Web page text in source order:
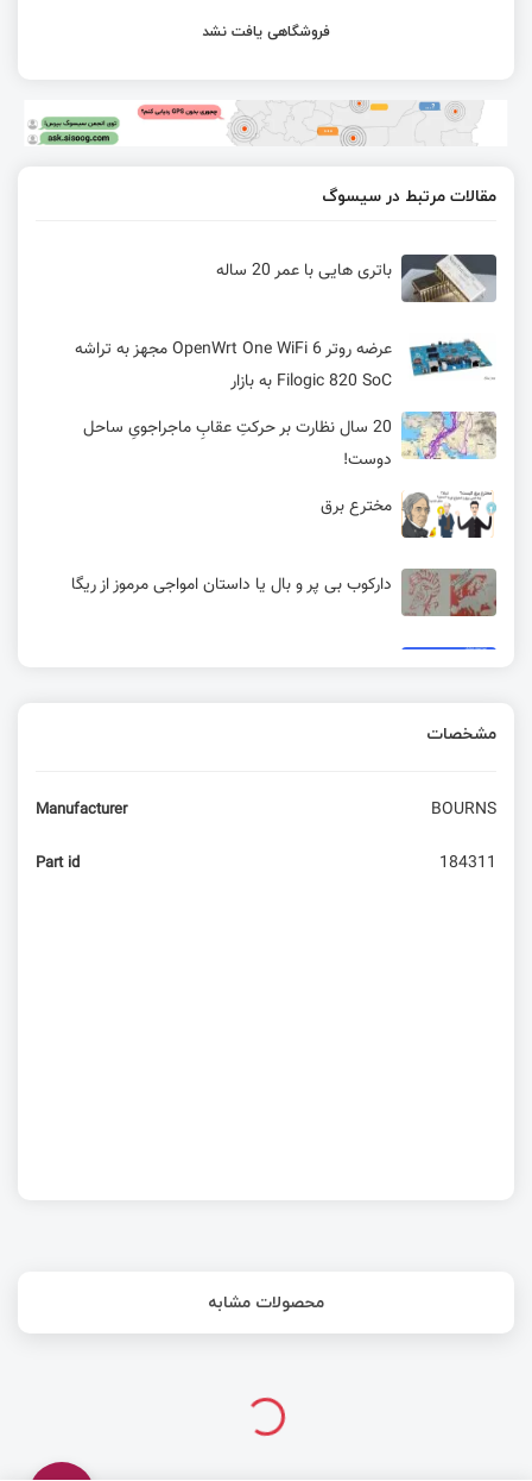
فروشگاهی یافت نشد
مقالات مرتبط در سیسوگ
باتری هایی با عمر 20 ساله
عرضه روتر OpenWrt One WiFi 6 مجهز به تراشه
Filogic 820 SoC به بازار
20 سال نظارت بر حرکتِ عقابِ ماجراجویِ ساحل
دوست!
مخترع برق
دارکوب بی پر و بال یا داستان امواجی مرموز از ریگا
مشخصات
Manufacturer BOURNS
Part id 184311
محصولات مشابه